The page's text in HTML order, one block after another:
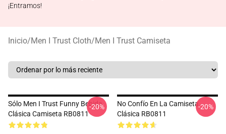
¡Entramos!
Inicio/Men I Trust Cloth/Men I Trust Camiseta
Sólo Men I Trust Funny Bebida
Clásica Camiseta RB0811
-20%
No Confío En La Camiseta
Clásica RB0811
-20%